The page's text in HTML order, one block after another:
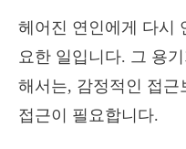
헤어진 연인에게 다시
요한 일입니다. 그 용
해서는, 감정적인 접근
접근이 필요합니다.